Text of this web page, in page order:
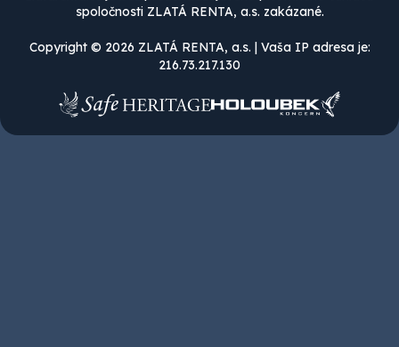
spoločnosti ZLATÁ RENTA, a.s. zakázané.
Copyright © 2026 ZLATÁ RENTA, a.s. | Vaša IP adresa je:
216.73.217.130